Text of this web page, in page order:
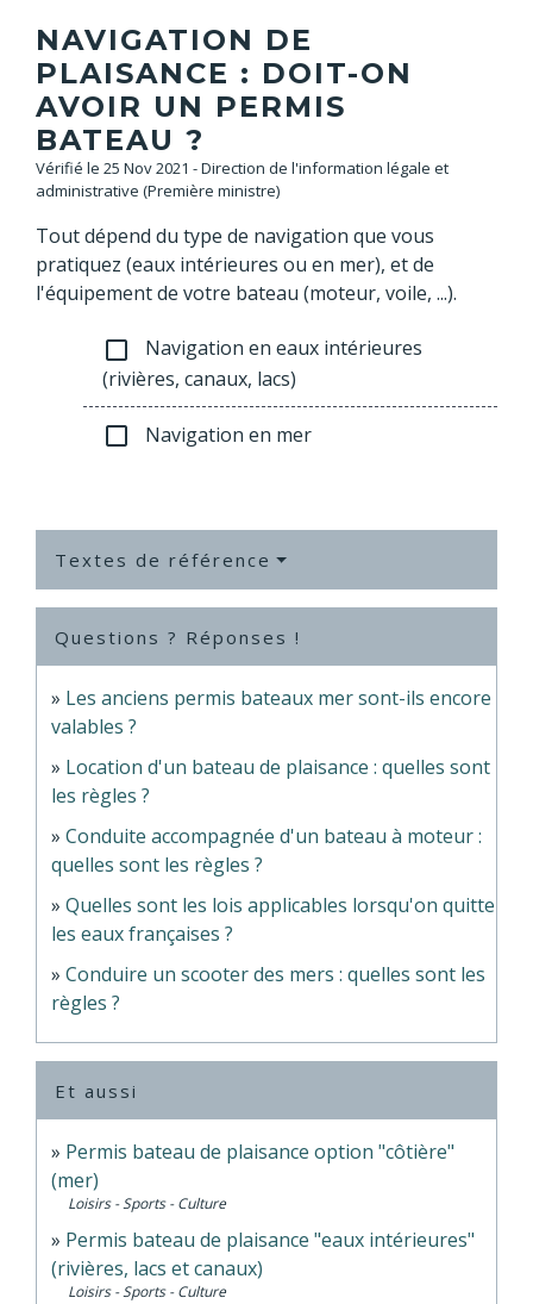
NAVIGATION DE
PLAISANCE : DOIT-ON
AVOIR UN PERMIS
BATEAU ?
Vérifié le 25 Nov 2021 - Direction de l'information légale et
administrative (Première ministre)
Tout dépend du type de navigation que vous
pratiquez (eaux intérieures ou en mer), et de
l'équipement de votre bateau (moteur, voile, ...).
check_box_outline_blank
Navigation en eaux intérieures
(rivières, canaux, lacs)
check_box_outline_blank Navigation en mer
Textes de référence
Questions ? Réponses !
Les anciens permis bateaux mer sont-ils encore
valables ?
Location d'un bateau de plaisance : quelles sont
les règles ?
Conduite accompagnée d'un bateau à moteur :
quelles sont les règles ?
Quelles sont les lois applicables lorsqu'on quitte
les eaux françaises ?
Conduire un scooter des mers : quelles sont les
règles ?
Et aussi
Permis bateau de plaisance option "côtière"
(mer)
Loisirs - Sports - Culture
Permis bateau de plaisance "eaux intérieures"
(rivières, lacs et canaux)
Loisirs - Sports - Culture